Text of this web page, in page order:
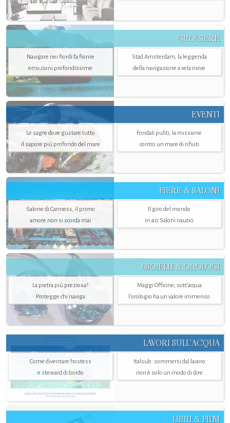
CROCIERE
Navigare nei fiordi fa fiorire
emozioni profondissime
Stad Amsterdam, la leggenda
della navigazione a vela rivive
EVENTI
Le sagre dove gustare tutto
il sapore più profondo del mare
Fondali puliti, la missione
contro un mare di rifiuti
FIERE & SALONI
Salone di Canness, il primo
amore non si scorda mai
Il giro del mondo
in 40 Saloni nautici
GIOIELLI & OROLOGI
La pietra più preziosa?
Protegge chi naviga
Maggi Officine, sott’acqua
l'orologio ha un valore immenso
LAVORI SULL’ACQUA
Come diventare hostess
e steward di bordo
Italsub: sommersi dal lavoro
non è solo un modo di dire
LIBRI & FILM